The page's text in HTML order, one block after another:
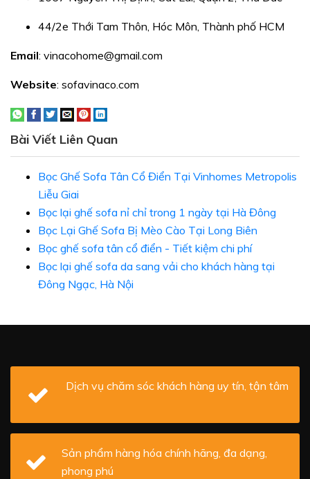
44/2e Thới Tam Thôn, Hóc Môn, Thành phố HCM
Email: vinacohome@gmail.com
Website: sofavinaco.com
Bài Viết Liên Quan
Bọc Ghế Sofa Tân Cổ Điển Tại Vinhomes Metropolis
Liễu Giai
Bọc lại ghế sofa nỉ chỉ trong 1 ngày tại Hà Đông
Bọc Lại Ghế Sofa Bị Mèo Cào Tại Long Biên
Bọc ghế sofa tân cổ điển - Tiết kiệm chi phí
Bọc lại ghế sofa da sang vải cho khách hàng tại
Đông Ngạc, Hà Nội
Dịch vụ chăm sóc khách hàng uy tín, tận tâm
Sản phẩm hàng hóa chính hãng, đa dạng,
phong phú